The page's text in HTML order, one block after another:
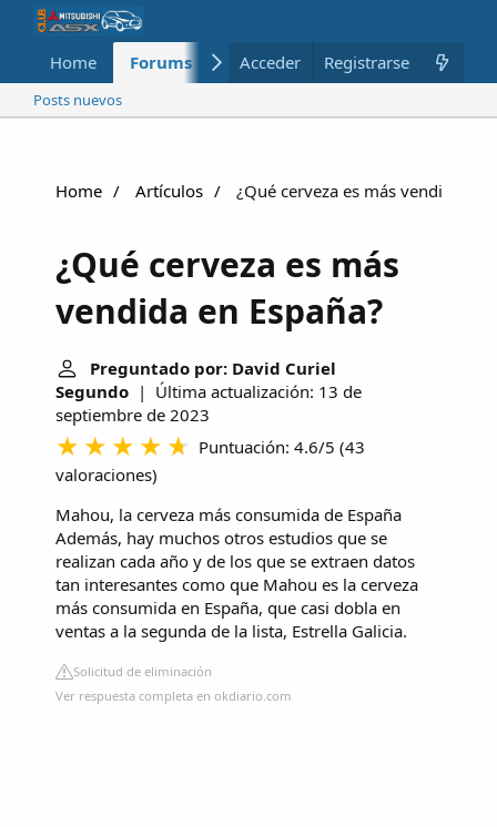
Home Forums Nuevo Miembros
Acceder Registrarse
Posts nuevos
Home Artículos ¿Qué cerveza es más vendida en
¿Qué cerveza es más
vendida en España?
Preguntado por: David Curiel
Segundo | Última actualización: 13 de
septiembre de 2023
Puntuación: 4.6/5 (43
valoraciones)
Mahou, la cerveza más consumida de España
Además, hay muchos otros estudios que se
realizan cada año y de los que se extraen datos
tan interesantes como que Mahou es la cerveza
más consumida en España, que casi dobla en
ventas a la segunda de la lista, Estrella Galicia.
Solicitud de eliminación
Ver respuesta completa en okdiario.com